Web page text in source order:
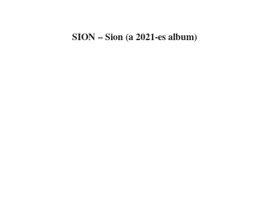
SION – Sion (a 2021-es album)